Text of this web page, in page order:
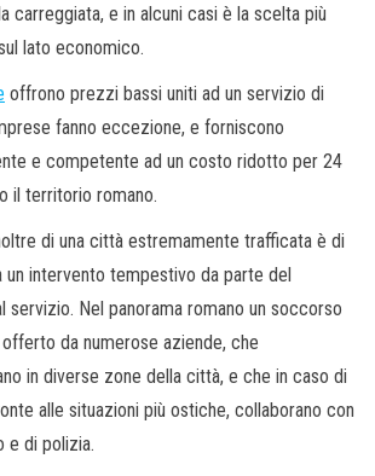
carreggiata, e in alcuni casi è la scelta più
lato economico.
offrono prezzi bassi uniti ad un servizio di
fanno eccezione, e forniscono
e competente ad un costo ridotto per 24
il territorio romano.
di una città estremamente trafficata è di
un intervento tempestivo da parte del
servizio. Nel panorama romano un soccorso
da numerose aziende, che
in diverse zone della città, e che in caso di
alle situazioni più ostiche, collaborano con
e di polizia.